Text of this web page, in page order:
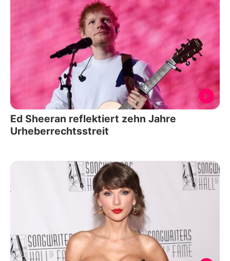
Ed Sheeran reflektiert zehn Jahre
Urheberrechtsstreit